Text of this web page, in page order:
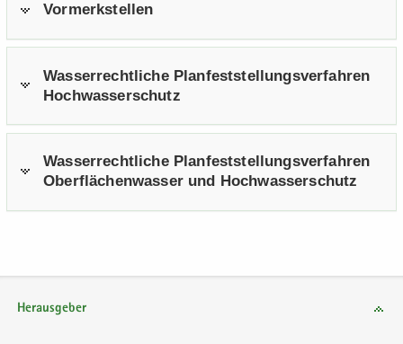
Vor­merk­stel­len
Was­ser­recht­li­che Plan­fest­stel­lungs­ver­fah­ren
Hoch­was­ser­schutz
Was­ser­recht­li­che Plan­fest­stel­lungs­ver­fah­ren
Ober­flä­chen­was­ser und Hoch­was­ser­schutz
Herausgeber